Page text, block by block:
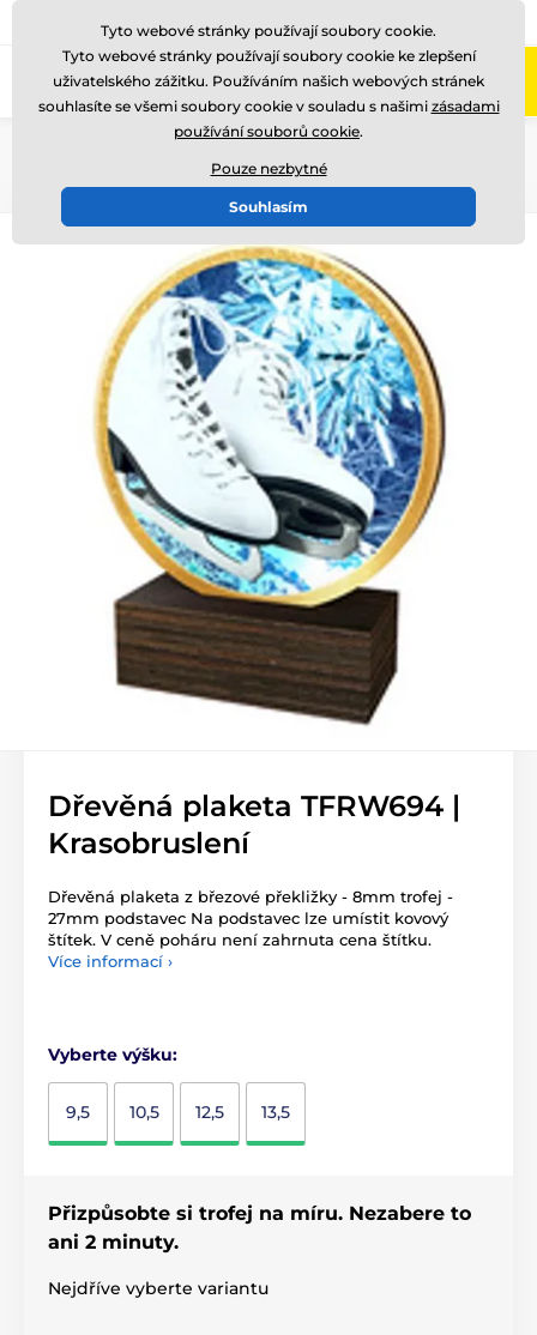
Zavolejte nám (Po-Pá 8-17)
Dřevěná plaketa TFRW694 |
Krasobruslení
Dřevěná plaketa z březové překližky - 8mm trofej -
27mm podstavec Na podstavec lze umístit kovový
štítek. V ceně poháru není zahrnuta cena štítku.
Více informací ›
Vyberte výšku:
9,5 10,5 12,5 13,5
Přizpůsobte si trofej na míru. Nezabere to
ani 2 minuty.
Nejdříve vyberte variantu
Tyto webové stránky používají soubory cookie.
Tyto webové stránky používají soubory cookie ke zlepšení
uživatelského zážitku. Používáním našich webových stránek
souhlasíte se všemi soubory cookie v souladu s našimi zásadami
používání souborů cookie.
Pouze nezbytné
Souhlasím